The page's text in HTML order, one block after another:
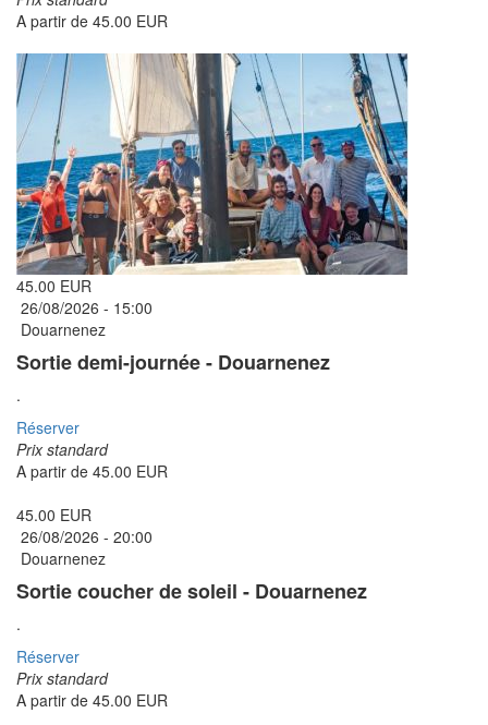
A partir de 45.00 EUR
45.00 EUR
26/08/2026 - 15:00
Douarnenez
Sortie demi-journée - Douarnenez
.
Réserver
Prix standard
A partir de 45.00 EUR
45.00 EUR
26/08/2026 - 20:00
Douarnenez
Sortie coucher de soleil - Douarnenez
.
Réserver
Prix standard
A partir de 45.00 EUR